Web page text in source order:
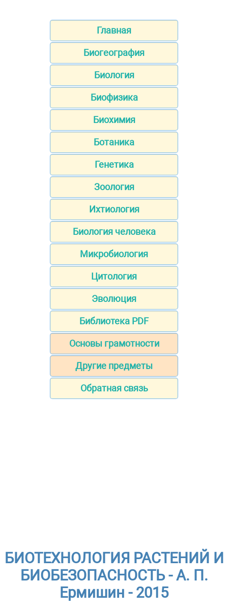
Главная
Биогеография
Биология
Биофизика
Биохимия
Ботаника
Генетика
Зоология
Ихтиология
Биология человека
Микробиология
Цитология
Эволюция
Библиотека PDF
Основы грамотности
Другие предметы
Обратная связь
БИОТЕХНОЛОГИЯ РАСТЕНИЙ И
БИОБЕЗОПАСНОСТЬ - А. П.
Ермишин - 2015